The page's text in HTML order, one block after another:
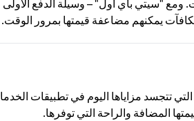
ومع "سيتي باي اول" – وسيلة الدفع
يمكنهم مضاعفة قيمتها بمرور الوقت.
التي تتجسد مزاياها اليوم في تطبيقات
المضافة والراحة التي توفرها.